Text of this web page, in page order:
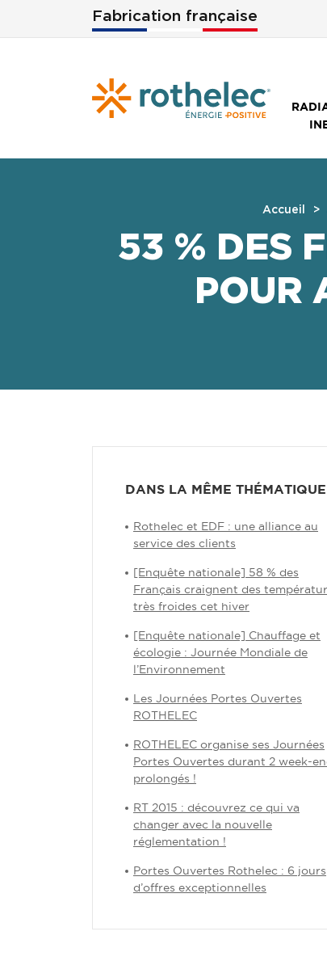
Aller au contenu principalFabrication française
Accueil
53 % DES
POUR
DANS LA MÊME THÉMATIQUE
Rothelec et EDF : une alliance au
service des clients
[Enquête nationale] 58 % des
Français craignent des
très froides cet hiver
[Enquête nationale] Chauffage et
écologie : Journée Mondiale de
l’Environnement
Les Journées Portes Ouvertes
ROTHELEC
ROTHELEC organise ses Journées
Portes Ouvertes durant 2 week-
prolongés !
RT 2015 : découvrez ce qui va
changer avec la nouvelle
réglementation !
Portes Ouvertes Rothelec : 6 jours
d’offres exceptionnelles